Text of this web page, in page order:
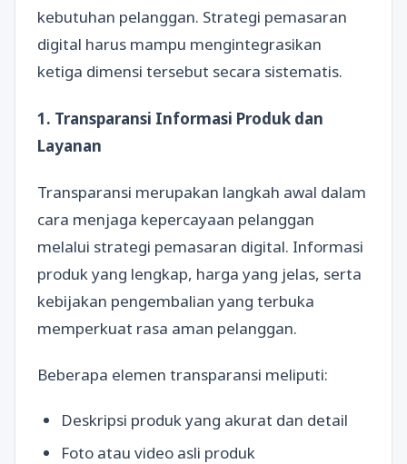
kebutuhan pelanggan. Strategi pemasaran
digital harus mampu mengintegrasikan
ketiga dimensi tersebut secara sistematis.
1. Transparansi Informasi Produk dan
Layanan
Transparansi merupakan langkah awal dalam
cara menjaga kepercayaan pelanggan
melalui strategi pemasaran digital. Informasi
produk yang lengkap, harga yang jelas, serta
kebijakan pengembalian yang terbuka
memperkuat rasa aman pelanggan.
Beberapa elemen transparansi meliputi:
Deskripsi produk yang akurat dan detail
Foto atau video asli produk